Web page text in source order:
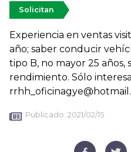
Solicitan
Experiencia en ventas
año; saber conducir
tipo B, no mayor 25
rendimiento. Sólo
Publicado: 2021/02/15